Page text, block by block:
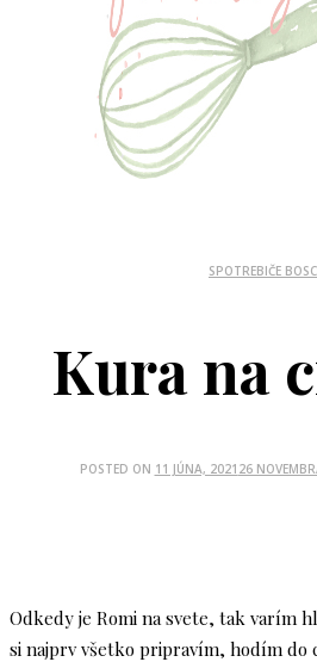
SPOTREBIČE
Kura na
POSTED ON 11 JÚNA, 2021 26
Odkedy je Romi na svete, tak varím
si najprv všetko pripravím, hodím do